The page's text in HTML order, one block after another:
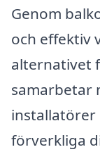
Genom
och effektiv
alternativet
samarbetar
installatörer
förverkliga